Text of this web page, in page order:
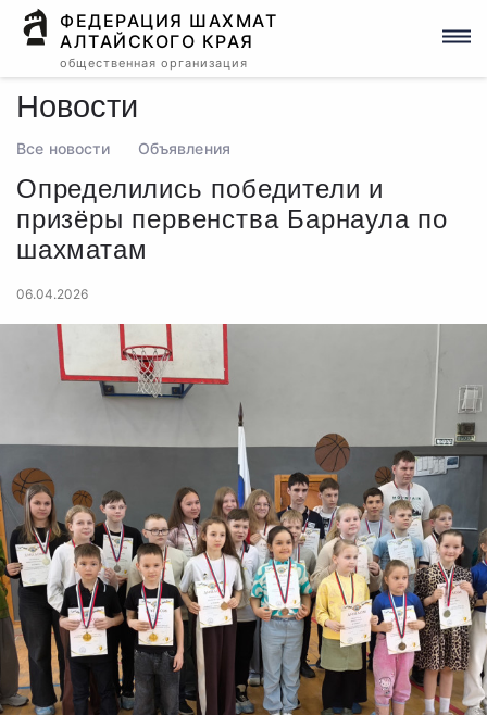
ФЕДЕРАЦИЯ ШАХМАТ
АЛТАЙСКОГО КРАЯ
общественная организация
Новости
Все новости Объявления
Определились победители и
призёры первенства Барнаула по
шахматам
06.04.2026